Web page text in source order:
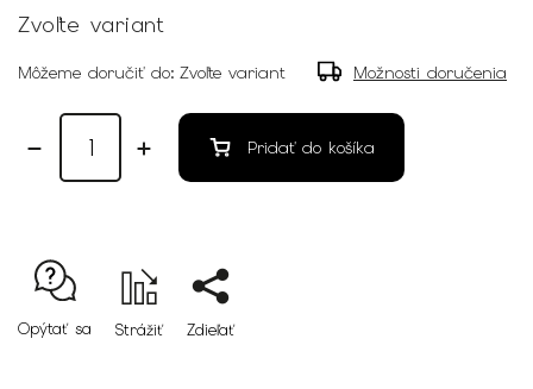
Zvoľte variant
Môžeme doručiť do: Zvoľte variant Možnosti doručenia
Pridať do košíka
Opýtať sa Strážiť Zdieľať